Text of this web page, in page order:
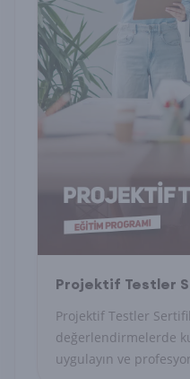
Projektif Testler
Projektif Testler
değerlendirmelerde
uygulayın ve